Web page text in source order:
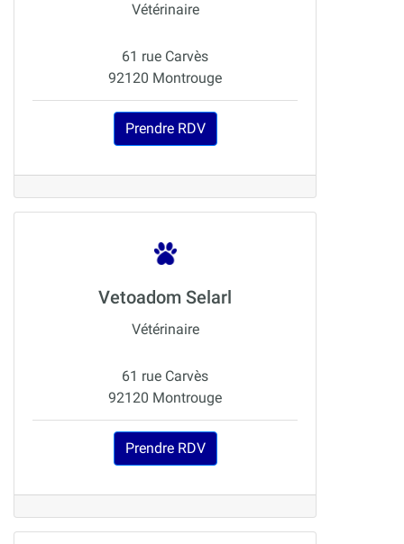
Vétérinaire
61 rue Carvès
92120 Montrouge
Prendre RDV
Vetoadom Selarl
Vétérinaire
61 rue Carvès
92120 Montrouge
Prendre RDV